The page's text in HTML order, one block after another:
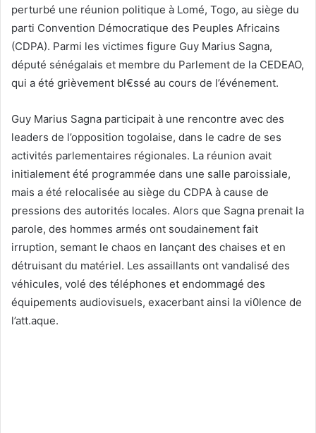
perturbé une réunion politique à Lomé, Togo, au siège du
parti Convention Démocratique des Peuples Africains
(CDPA). Parmi les victimes figure Guy Marius Sagna,
député sénégalais et membre du Parlement de la CEDEAO,
qui a été grièvement bl€ssé au cours de l’événement.
Guy Marius Sagna participait à une rencontre avec des
leaders de l’opposition togolaise, dans le cadre de ses
activités parlementaires régionales. La réunion avait
initialement été programmée dans une salle paroissiale,
mais a été relocalisée au siège du CDPA à cause de
pressions des autorités locales. Alors que Sagna prenait la
parole, des hommes armés ont soudainement fait
irruption, semant le chaos en lançant des chaises et en
détruisant du matériel. Les assaillants ont vandalisé des
véhicules, volé des téléphones et endommagé des
équipements audiovisuels, exacerbant ainsi la vi0lence de
l’att.aque.